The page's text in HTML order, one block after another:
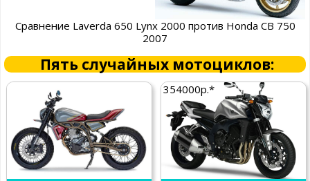
Сравнение Laverda 650 Lynx 2000 против Honda CB 750
2007
Пять случайных мотоциклов:
354000р.*